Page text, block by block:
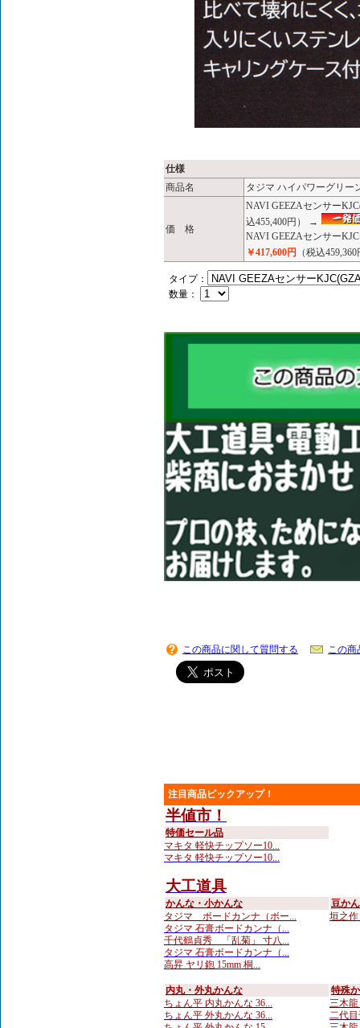
仕様
商品名
タジマ ハイパワーグリー
価 格
NAVI GEEZAセンサー
込455,400円） →
NAVI GEEZAセンサー
￥417,600円
（税込
タイプ：
数量：
この商品に関して質問する この商
注目商品ピックアップ！
半値市！
特価セール品
マキタ 軽快チップソー10...
マキタ 軽快チップソー10...
大工道具
かんな・小かんな
タジマ ボードカンナ（ボー...
タジマ 石膏ボードカンナ（...
千代鶴貞秀 「乱菊」 寸八...
タジマ 石膏ボードカンナ（...
高昇 ヤリ鉋 15mm 桐...
豆か
垣之作
内丸・外丸かんな
ちょん平 内丸かんな 36...
ちょん平 外丸かんな 36...
特殊
三木龍
二代